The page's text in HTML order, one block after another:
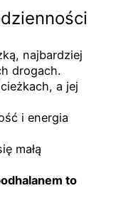
najbardziej
drogach.
a jej
i energia
małą
to